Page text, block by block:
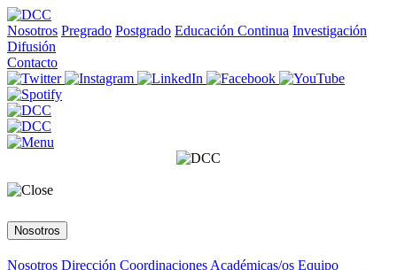
Nosotros Pregrado Postgrado Educación Continua Investigación
Difusión
Contacto
Nosotros
Nosotros Dirección Coordinaciones Académicas/os Equipo